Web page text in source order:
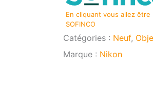
135mm
f/1,8
S
En cliquant vous allez
SOFINCO
Catégories : Neuf,
Marque : Nikon